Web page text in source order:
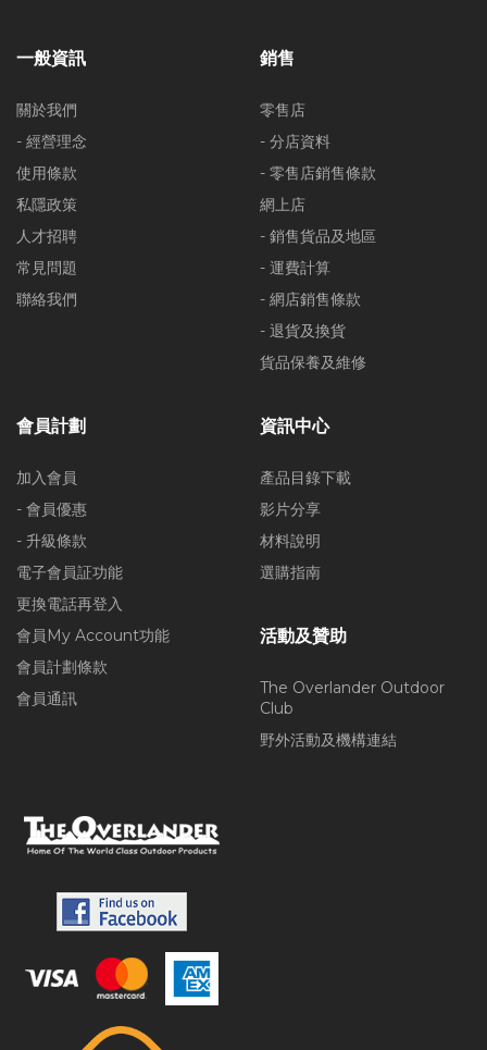
一般資訊
關於我們
- 經營理念
使用條款
私隱政策
人才招聘
常見問題
聯絡我們
銷售
零售店
- 分店資料
- 零售店銷售條款
網上店
- 銷售貨品及地區
- 運費計算
- 網店銷售條款
- 退貨及換貨
貨品保養及維修
會員計劃
加入會員
- 會員優惠
- 升級條款
電子會員証功能
更換電話再登入
會員My Account功能
會員計劃條款
會員通訊
資訊中心
產品目錄下載
影片分享
材料說明
選購指南
活動及贊助
The Overlander Outdoor
Club
野外活動及機構連結